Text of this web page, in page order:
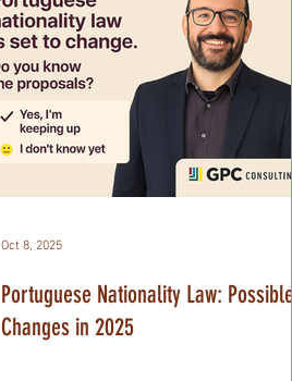
Portuguese Nationality Law: Possible
Changes in 2025
Oct 8, 2025